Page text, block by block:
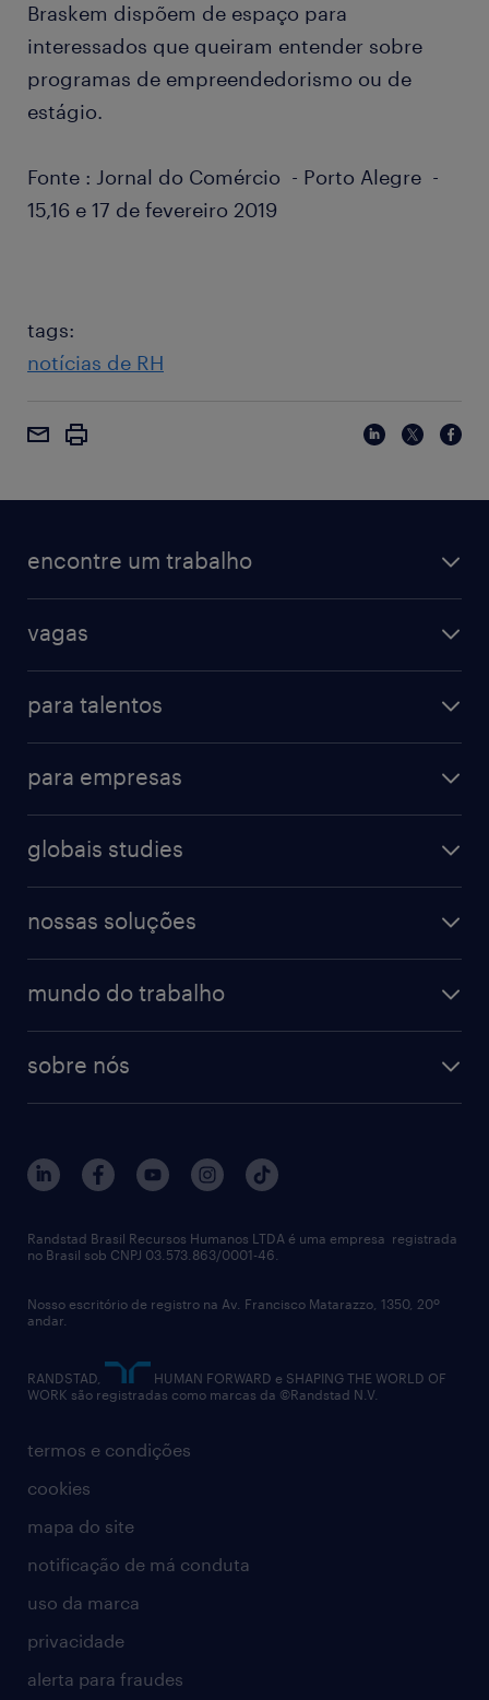
Braskem dispõem de espaço para
interessados que queiram entender sobre
programas de empreendedorismo ou de
estágio.
Fonte : Jornal do Comércio - Porto Alegre -
15,16 e 17 de fevereiro 2019
tags:
notícias de RH
encontre um trabalho
vagas
para talentos
para empresas
globais studies
nossas soluções
mundo do trabalho
sobre nós
termos e condições
cookies
mapa do site
notificação de má conduta
uso da marca
privacidade
alerta para fraudes
Randstad Brasil Recursos Humanos LTDA é uma empresa registrada
no Brasil sob CNPJ 03.573.863/0001-46.
Nosso escritório de registro na Av. Francisco Matarazzo, 1350, 20º
andar.
RANDSTAD,
HUMAN FORWARD e SHAPING THE WORLD OF
WORK são registradas como marcas da ©Randstad N.V.